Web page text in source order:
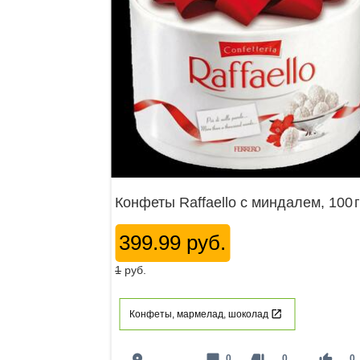
Конфеты Raffaello с миндалем, 100 г
399.99 руб.
1 руб.
Конфеты, мармелад, шоколад